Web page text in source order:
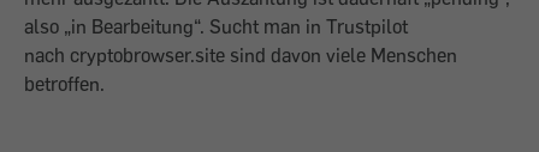
also „in Bearbeitung“. Sucht man in Trustpilot
nach cryptobrowser.site sind davon viele Menschen
betroffen.